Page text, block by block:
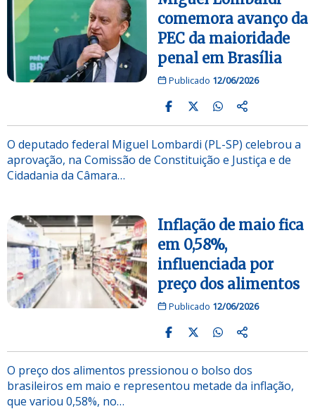
comemora avanço da
PEC da maioridade
penal em Brasília
Publicado 12/06/2026
O deputado federal Miguel Lombardi (PL-SP) celebrou a
aprovação, na Comissão de Constituição e Justiça e de
Cidadania da Câmara…
Inflação de maio fica
em 0,58%,
influenciada por
preço dos alimentos
Publicado 12/06/2026
O preço dos alimentos pressionou o bolso dos
brasileiros em maio e representou metade da inflação,
que variou 0,58%, no…